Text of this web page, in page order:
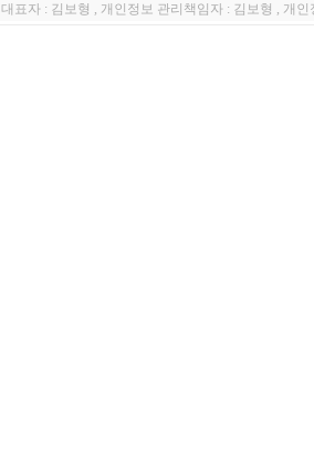
대표자 : 김보형 , 개인정보 관리책임자 : 김보형 , 개